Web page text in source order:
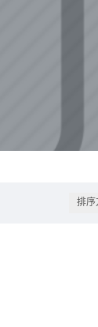
排序